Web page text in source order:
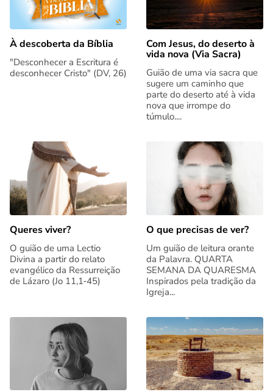
À descoberta da Bíblia
"Desconhecer a Escritura é
desconhecer Cristo" (DV, 26)
Com Jesus, do deserto à
vida nova (Via Sacra)
Guião de uma via sacra que
sugere um caminho que
parte do deserto até à vida
nova que irrompe do
túmulo....
Queres viver?
O guião de uma Lectio
Divina a partir do relato
evangélico da Ressurreição
de Lázaro (Jo 11,1‑45)
O que precisas de ver?
Um guião de leitura orante
da Palavra. QUARTA
SEMANA DA QUARESMA
Inspirados pela tradição da
Igreja...